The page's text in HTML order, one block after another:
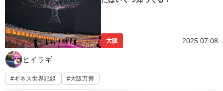
大阪 2025.07.08
ヒイラギ
ギネス世界記録 大阪万博